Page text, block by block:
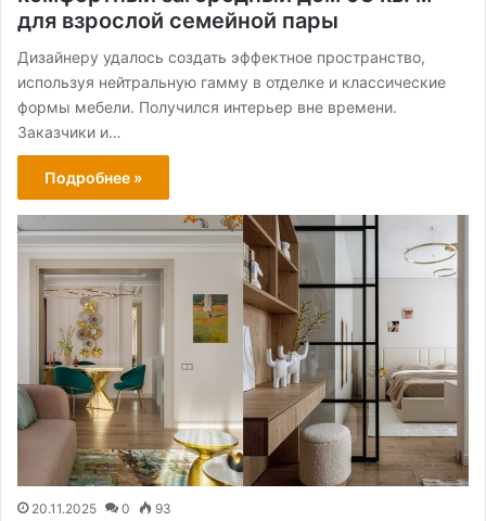
для взрослой семейной пары
Дизайнеру удалось создать эффектное пространство,
используя нейтральную гамму в отделке и классические
формы мебели. Получился интерьер вне времени.
Заказчики и…
Подробнее »
20.11.2025 0 93